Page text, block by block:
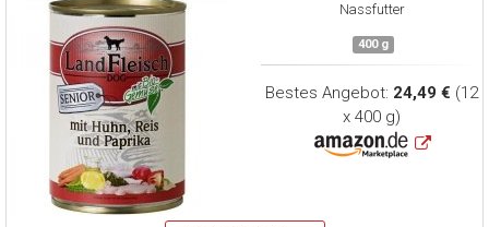
Nassfutter
400 g
Bestes Angebot: 24,49 € (12
x 400 g)